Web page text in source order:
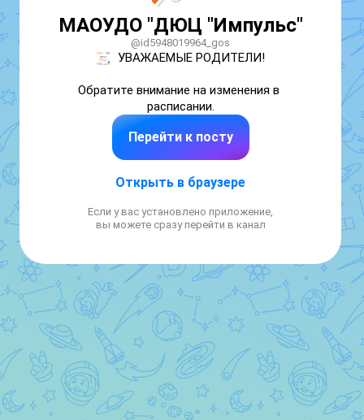
МАОУДО "ДЮЦ "Импульс"
@id5948019964_gos
УВАЖАЕМЫЕ РОДИТЕЛИ!
Обратите внимание на изменения в
расписании.
Перейти к посту
Открыть в браузере
Если у вас установлено приложение,
вы можете сразу перейти в канал